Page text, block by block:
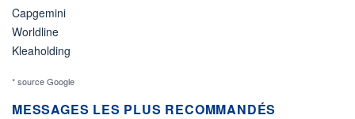
Capgemini
Worldline
Kleaholding
* source Google
MESSAGES LES PLUS RECOMMANDÉS